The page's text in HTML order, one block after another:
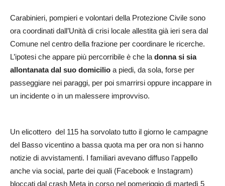
Carabinieri, pompieri e volontari della Protezione Civile sono
ora coordinati dall’Unità di crisi locale allestita già ieri sera dal
Comune nel centro della frazione per coordinare le ricerche.
L’ipotesi che appare più percorribile è che la donna si sia
allontanata dal suo domicilio a piedi, da sola, forse per
passeggiare nei paraggi, per poi smarrirsi oppure incappare in
un incidente o in un malessere improvviso.
Un elicottero del 115 ha sorvolato tutto il giorno le campagne
del Basso vicentino a bassa quota ma per ora non si hanno
notizie di avvistamenti. I familiari avevano diffuso l’appello
anche via social, parte dei quali (Facebook e Instagram)
bloccati dal crash Meta in corso nel pomeriggio di martedì 5